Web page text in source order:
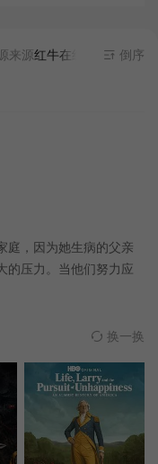
源红牛在线 - 无需安装任
倒序
庭，因为她生病的父亲
的压力。当他们努力应
换一换